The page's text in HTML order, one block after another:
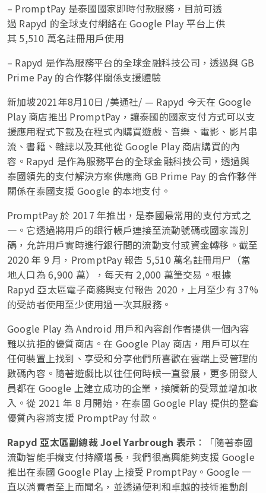
– PromptPay 是泰國國家即時付款服務，目前可透
過 Rapyd 的全球支付網絡在 Google Play 平台上供
其 5,510 萬名註冊用戶使用
– Rapyd 是作為服務平台的全球金融科技公司，透過與 GB
Prime Pay 的合作夥伴關係支援體驗
新加坡2021年8月10日 /美通社/ — Rapyd 今天在 Google
Play 商店推出 PromptPay，讓泰國的國家支付方式可以支
援應用程式下載及在程式內購買遊戲、音樂、電影、影片串
流、書籍、雜誌以及其他從 Google Play 商店購買的內
容。Rapyd 是作為服務平台的全球金融科技公司，透過與
泰國領先的支付解決方案供應商 GB Prime Pay 的合作夥伴
關係在泰國支援 Google 的本地支付。
PromptPay 於 2017 年推出，是泰國最常用的支付方式之
一。它透過將用戶的銀行帳戶連接至流動號碼或國家識別
碼，允許用戶實時進行銀行間的流動支付或資金轉移。截至
2020 年 9 月，PromptPay 報告 5,510 萬名註冊用尸（當
地人口為 6,900 萬），每天有 2,000 萬筆交易。根據
Rapyd 亞太區電子商務與支付報告 2020，上月至少有 37%
的受訪者使用至少使用過一次其服務。
Google Play 為 Android 用戶和內容創作者提供一個內容
難以抗拒的優質商店。在 Google Play 商店，用戶可以在
任何裝置上找到、享受和分享他們所喜歡在雲端上受管理的
數碼內容。隨著遊戲比以往任何時候一直發展，更多開發人
員都在 Google 上建立成功的企業，接觸新的受眾並增加收
入。從 2021 年 8 月開始，在泰國 Google Play 提供的整套
優質內容將支援 PromptPay 付款。
Rapyd 亞太區副總裁 Joel Yarbrough 表示 ：「隨著泰國
流動智能手機支付持續增長，我們很高興能夠支援 Google
推出在泰國 Google Play 上接受 PromptPay。Google 一
直以消費者至上而聞名，並透過便利和卓越的技術推動創